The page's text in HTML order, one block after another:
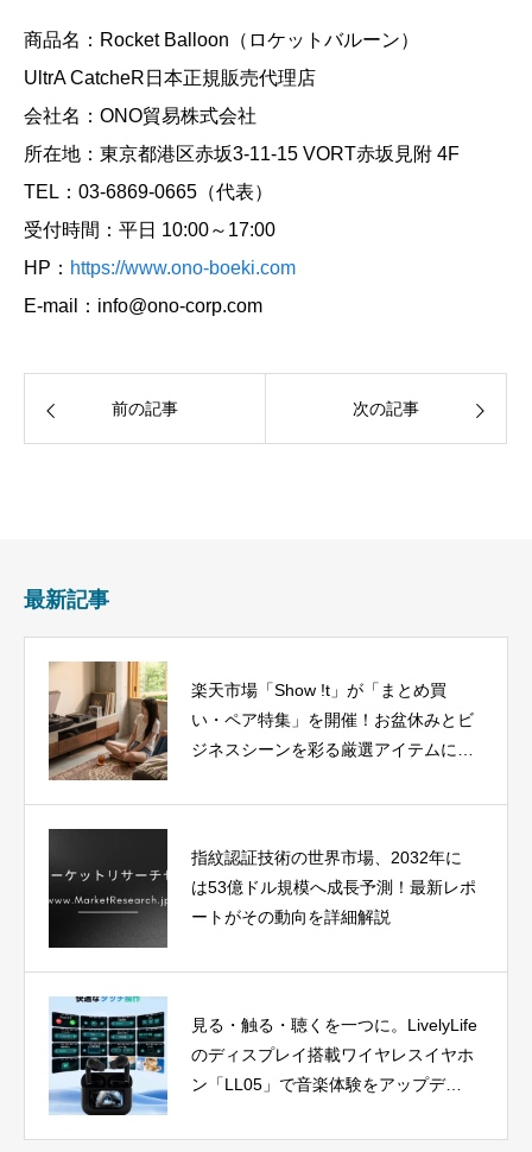
商品名：Rocket Balloon（ロケットバルーン）
UltrA CatcheR日本正規販売代理店
会社名：ONO貿易株式会社
所在地：東京都港区⾚坂3-11-15 VORT⾚坂⾒附 4F
TEL：03-6869-0665（代表）
受付時間：平⽇ 10:00～17:00
HP： https://www.ono-boeki.com
E-mail：info@ono-corp.com
前の記事 次の記事
最新記事
楽天市場「Show !t」が「まとめ買
い・ペア特集」を開催！お盆休みとビ
ジネスシーンを彩る厳選アイテムに注
指紋認証技術の世界市場、2032年に
は53億ドル規模へ成長予測！最新レポ
ートがその動向を詳細解説
見る・触る・聴くを一つに。LivelyLife
のディスプレイ搭載ワイヤレスイヤホ
ン「LL05」で音楽体験をアップデー